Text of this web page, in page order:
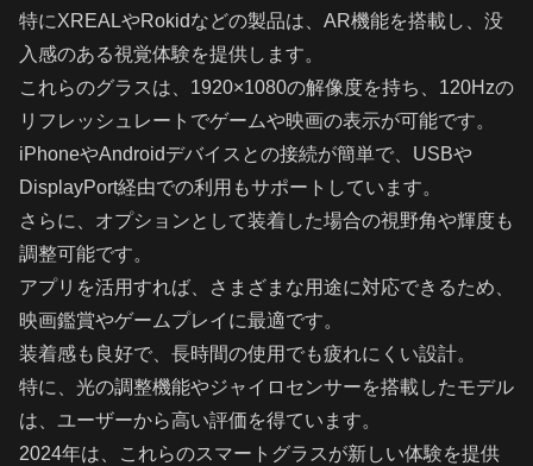
特にXREALやRokidなどの製品は、AR機能を搭載し、没
入感のある視覚体験を提供します。
これらのグラスは、1920×1080の解像度を持ち、120Hzの
リフレッシュレートでゲームや映画の表示が可能です。
iPhoneやAndroidデバイスとの接続が簡単で、USBや
DisplayPort経由での利用もサポートしています。
さらに、オプションとして装着した場合の視野角や輝度も
調整可能です。
アプリを活用すれば、さまざまな用途に対応できるため、
映画鑑賞やゲームプレイに最適です。
装着感も良好で、長時間の使用でも疲れにくい設計。
特に、光の調整機能やジャイロセンサーを搭載したモデル
は、ユーザーから高い評価を得ています。
2024年は、これらのスマートグラスが新しい体験を提供